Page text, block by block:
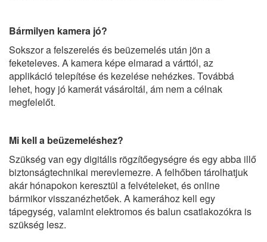
Bármilyen kamera jó?
Sokszor a felszerelés és beüzemelés után jön a
feketeleves. A kamera képe elmarad a várttól, az
applikáció telepítése és kezelése nehézkes. Továbbá
lehet, hogy jó kamerát vásároltál, ám nem a célnak
megfelelőt.
Mi kell a beüzemeléshez?
Szükség van egy digitális rögzítőegységre és egy abba illő
biztonságtechnikai merevlemezre. A felhőben tárolhatjuk
akár hónapokon keresztül a felvételeket, és online
bármikor visszanézhetőek. A kamerához kell egy
tápegység, valamint elektromos és balun csatlakozókra is
szükség lesz.